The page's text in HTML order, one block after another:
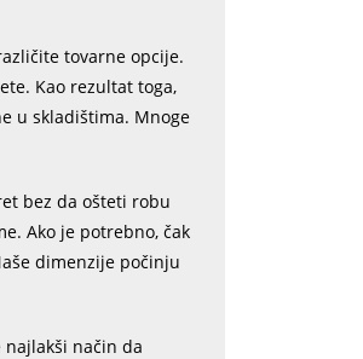
tovarne opcije.
Kao rezultat toga,
u skladištima. Mnoge
bez da ošteti robu
Ako je potrebno, čak
dimenzije počinju
način da